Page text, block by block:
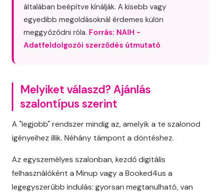
általában beépítve kínálják. A kisebb vagy
egyedibb megoldásoknál érdemes külön
meggyőződni róla. Forrás: NAIH -
Adatfeldolgozói szerződés útmutató
Melyiket válaszd? Ajánlás
szalontípus szerint
A "legjobb" rendszer mindig az, amelyik a te szalonod
igényeihez illik. Néhány támpont a döntéshez.
Az egyszemélyes szalonban, kezdő digitális
felhasználóként a Minup vagy a Booked4us a
legegyszerűbb indulás: gyorsan megtanulható, van